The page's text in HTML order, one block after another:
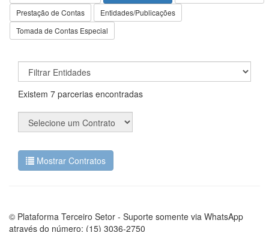
Prestação de Contas
Entidades/Publicações
Tomada de Contas Especial
Existem 7 parcerias encontradas
Mostrar Contratos
© Plataforma Terceiro Setor - Suporte somente via WhatsApp
através do número: (15) 3036-2750